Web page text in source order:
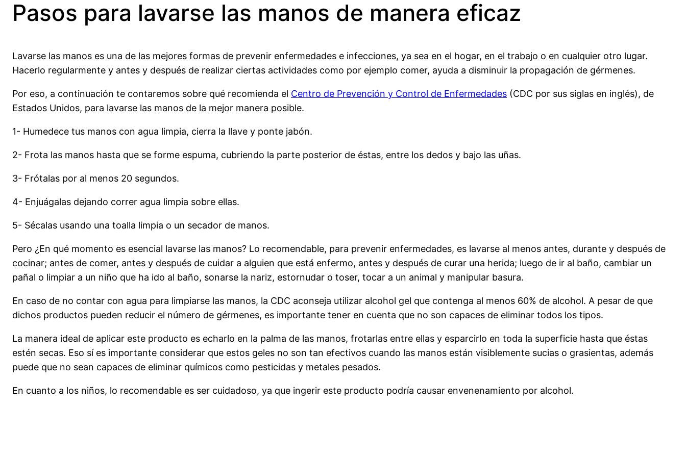
Pasos para lavarse las manos de manera eficaz
Lavarse las manos es una de las mejores formas de prevenir enfermedades e infecciones, ya sea en el hogar, en el trabajo o en cualquier otro lugar.
Hacerlo regularmente y antes y después de realizar ciertas actividades como por ejemplo comer, ayuda a disminuir la propagación de gérmenes.
Por eso, a continuación te contaremos sobre qué recomienda el Centro de Prevención y Control de Enfermedades (CDC por sus siglas en inglés), de
Estados Unidos, para lavarse las manos de la mejor manera posible.
1- Humedece tus manos con agua limpia, cierra la llave y ponte jabón.
2- Frota las manos hasta que se forme espuma, cubriendo la parte posterior de éstas, entre los dedos y bajo las uñas.
3- Frótalas por al menos 20 segundos.
4- Enjuágalas dejando correr agua limpia sobre ellas.
5- Sécalas usando una toalla limpia o un secador de manos.
Pero ¿En qué momento es esencial lavarse las manos? Lo recomendable, para prevenir enfermedades, es lavarse al menos antes, durante y después de
cocinar; antes de comer, antes y después de cuidar a alguien que está enfermo, antes y después de curar una herida; luego de ir al baño, cambiar un
pañal o limpiar a un niño que ha ido al baño, sonarse la nariz, estornudar o toser, tocar a un animal y manipular basura.
En caso de no contar con agua para limpiarse las manos, la CDC aconseja utilizar alcohol gel que contenga al menos 60% de alcohol. A pesar de que
dichos productos pueden reducir el número de gérmenes, es importante tener en cuenta que no son capaces de eliminar todos los tipos.
La manera ideal de aplicar este producto es echarlo en la palma de las manos, frotarlas entre ellas y esparcirlo en toda la superficie hasta que éstas
estén secas. Eso sí es importante considerar que estos geles no son tan efectivos cuando las manos están visiblemente sucias o grasientas, además
puede que no sean capaces de eliminar químicos como pesticidas y metales pesados.
En cuanto a los niños, lo recomendable es ser cuidadoso, ya que ingerir este producto podría causar envenenamiento por alcohol.